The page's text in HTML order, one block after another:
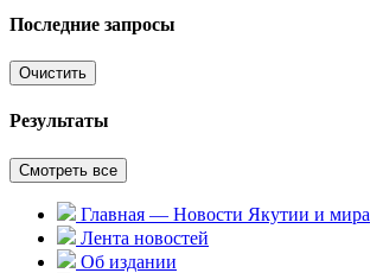
Последние запросы
Очистить
Результаты
Смотреть все
Главная — Новости Якутии и мира
Лента новостей
Об издании